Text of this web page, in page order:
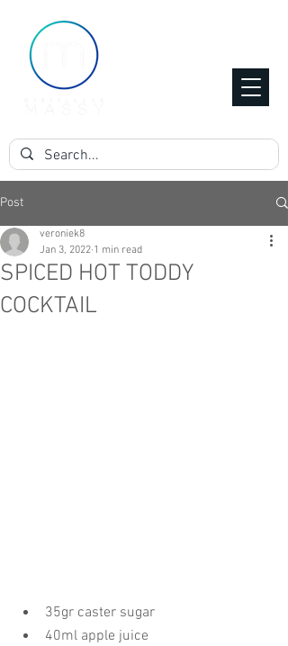
Post
SPICED HOT TODDY
COCKTAIL
veroniek8
Jan 3, 2022 1 min read
35gr caster sugar
40ml apple juice